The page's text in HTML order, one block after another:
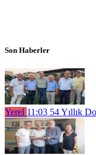
Son Haberler
Yerel 11:03 54 Yıllık